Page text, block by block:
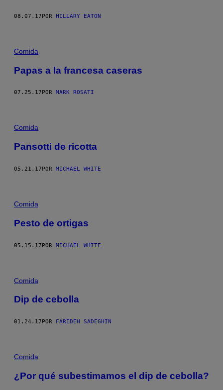
08.07.17POR HILLARY EATON
Comida
Papas a la francesa caseras
07.25.17 POR MARK ROSATI
Comida
Pansotti de ricotta
05.21.17POR MICHAEL WHITE
Comida
Pesto de ortigas
05.15.17POR MICHAEL WHITE
Comida
Dip de cebolla
01.24.17 POR FARIDEH SADEGHIN
Comida
¿Por qué subestimamos el dip de cebolla?